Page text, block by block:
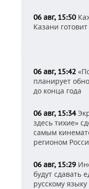
06 авг, 15:50
Казани
06 авг, 15:42
планирует
до конца года
06 авг, 15:34
здесь тихие»
самым
регионом
06 авг, 15:29
будут сдавать
русскому языку